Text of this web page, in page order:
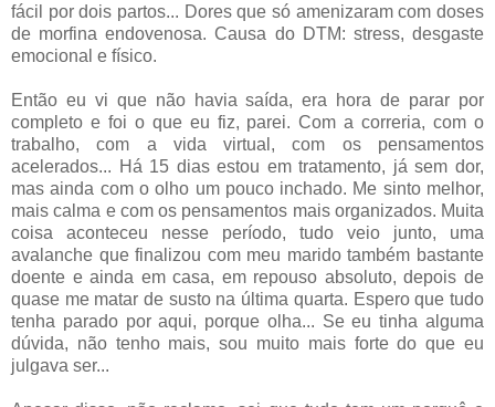
fácil por dois partos... Dores que só amenizaram com doses
de morfina endovenosa. Causa do DTM: stress, desgaste
emocional e físico.
Então eu vi que não havia saída, era hora de parar por
completo e foi o que eu fiz, parei. Com a correria, com o
trabalho, com a vida virtual, com os pensamentos
acelerados... Há 15 dias estou em tratamento, já sem dor,
mas ainda com o olho um pouco inchado. Me sinto melhor,
mais calma e com os pensamentos mais organizados. Muita
coisa aconteceu nesse período, tudo veio junto, uma
avalanche que finalizou com meu marido também bastante
doente e ainda em casa, em repouso absoluto, depois de
quase me matar de susto na última quarta. Espero que tudo
tenha parado por aqui, porque olha... Se eu tinha alguma
dúvida, não tenho mais, sou muito mais forte do que eu
julgava ser...